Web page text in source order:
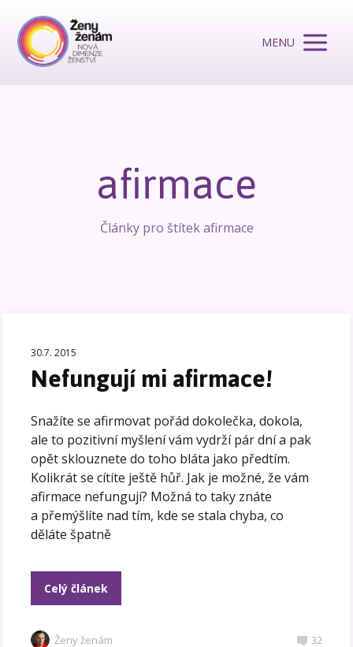
MENU
afirmace
Články pro štítek afirmace
30.7. 2015
Nefungují mi afirmace!
Snažíte se afirmovat pořád dokolečka, dokola,
ale to pozitivní myšlení vám vydrží pár dní a pak
opět sklouznete do toho bláta jako předtím.
Kolikrát se cítíte ještě hůř. Jak je možné, že vám
afirmace nefungují? Možná to taky znáte
a přemýšlíte nad tím, kde se stala chyba, co
děláte špatně
Celý článek
Ženy ženám 32